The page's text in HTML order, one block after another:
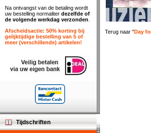
Terug naar "Day
Na ontvangst van de betaling wordt
uw bestelling normaliter dezelfde of
de volgende werkdag verzonden
Afscheidsactie: 50% korting bij
gelijktijdige bestelling van 5 of
meer (verschillende) artikelen!
Tijdschriften